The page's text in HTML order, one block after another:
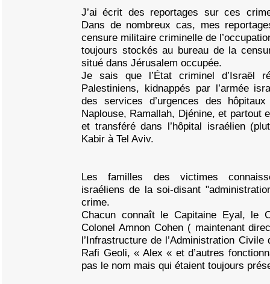
J’ai écrit des reportages sur ces
Dans de nombreux cas, mes
censure militaire criminelle de
toujours stockés au bureau de la
situé dans Jérusalem occupée.
Je sais que l’État criminel d’Israël
Palestiniens, kidnappés par l’armée
des services d’urgences des
Naplouse, Ramallah, Djénine, et partout
et transféré dans l’hôpital israélien
Kabir à Tel Aviv.
Les familles des victimes
israéliens de la soi-disant
crime.
Chacun connaît le Capitaine Eyal, le
Colonel Amnon Cohen ( maintenant
l’Infrastructure de l’Administration
Rafi Geoli, « Alex « et d’autres
pas le nom mais qui étaient toujours